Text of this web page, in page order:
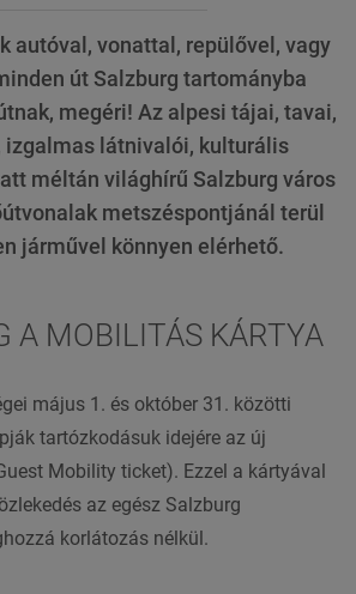
autóval, vonattal, repülővel, vagy
út Salzburg tartományba
megéri! Az alpesi tájai, tavai,
izgalmas látnivalói, kulturális
méltán világhírű Salzburg város
metszéspontjánál terül
járművel könnyen elérhető.
A MOBILITÁS KÁRTYA
május 1. és október 31. közötti
tartózkodásuk idejére az új
Mobility ticket). Ezzel a kártyával
az egész Salzburg
korlátozás nélkül.